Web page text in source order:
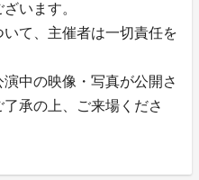
います。
いて、主催者は一切責任を
中の映像・写真が公開さ
承の上、ご来場くださ